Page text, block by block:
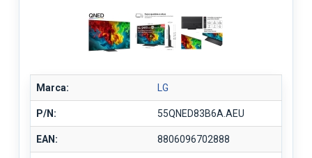
Marca: LG
P/N: 55QNED83B6A.AEU
EAN: 8806096702888